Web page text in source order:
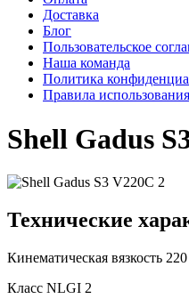
Доставка
Блог
Пользовательское
Наша команда
Политика
Правила
Shell Gadus
Технические
Кинематическая вязкость 220
Класс NLGI 2